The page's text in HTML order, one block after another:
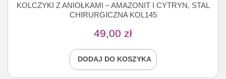
KOLCZYKI Z ANIOŁKAMI – AMAZONIT I CYTRYN, STAL
CHIRURGICZNA KOL145
49,00 zł
DODAJ DO KOSZYKA